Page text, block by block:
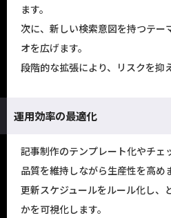
ます。
次に、新しい検索意図を持つテー
オを広げます。
段階的な拡張により、リスクを抑
運用効率の最適化
記事制作のテンプレート化やチェ
品質を維持しながら生産性を高め
更新スケジュールをルール化し、
かを可視化します。